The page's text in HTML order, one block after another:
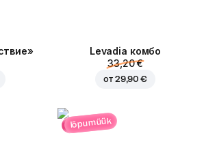
Levadia комбо
33,20 €
от 29,90 €
lõpumüük